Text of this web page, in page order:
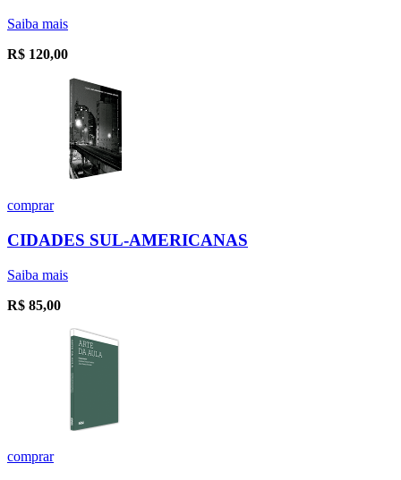
Saiba mais
R$ 120,00
comprar
CIDADES SUL-AMERICANAS
Saiba mais
R$ 85,00
comprar